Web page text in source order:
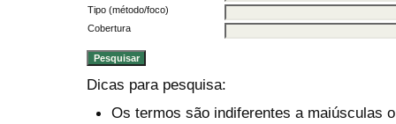
Tipo (método/foco)
Cobertura
Dicas para pesquisa:
Os termos são indiferentes a maiúsculas